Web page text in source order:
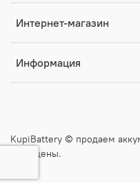
Интернет-магазин
Информация
KupiBattery © продаем
защищены.